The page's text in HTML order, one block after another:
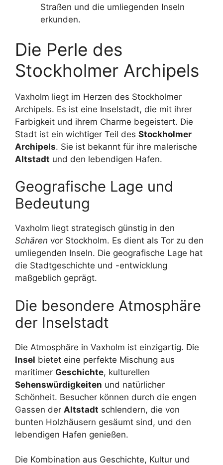
Straßen und die umliegenden Inseln
erkunden.
Die Perle des
Stockholmer Archipels
Vaxholm liegt im Herzen des Stockholmer
Archipels. Es ist eine Inselstadt, die mit ihrer
Farbigkeit und ihrem Charme begeistert. Die
Stadt ist ein wichtiger Teil des Stockholmer
Archipels. Sie ist bekannt für ihre malerische
Altstadt und den lebendigen Hafen.
Geografische Lage und
Bedeutung
Vaxholm liegt strategisch günstig in den
Schären vor Stockholm. Es dient als Tor zu den
umliegenden Inseln. Die geografische Lage hat
die Stadtgeschichte und -entwicklung
maßgeblich geprägt.
Die besondere Atmosphäre
der Inselstadt
Die Atmosphäre in Vaxholm ist einzigartig. Die
Insel bietet eine perfekte Mischung aus
maritimer Geschichte, kulturellen
Sehenswürdigkeiten und natürlicher
Schönheit. Besucher können durch die engen
Gassen der Altstadt schlendern, die von
bunten Holzhäusern gesäumt sind, und den
lebendigen Hafen genießen.
Die Kombination aus Geschichte, Kultur und